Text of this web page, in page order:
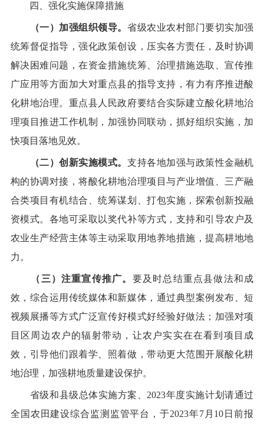
四、强化实施保障措施
（一）加强组织领导。 省级农业农村部门要切实加强
统筹督促指导，强化政策创设，压实各方责任，及时协调
解决困难问题，在资金措施统筹、治理措施选取、宣传推
广应用等方面加大对重点县的指导支持，有力有序推进酸
化耕地治理。重点县人民政府要结合实际建立酸化耕地治
理项目推进工作机制，加强协同联动，抓好组织实施，加
快项目落地见效。
（二）创新实施模式。 支持各地加强与政策性金融机
构的协调对接，将酸化耕地治理项目与产业增值、三产融
合类项目有机结合、统筹谋划、打包实施，探索创新投融
资模式。各地可采取以奖代补等方式，支持和引导农户及
农业生产经营主体等主动采取用地养地措施，提高耕地地
力。
（三）注重宣传推广。 要及时总结重点县做法和成
效，综合运用传统媒体和新媒体，通过典型案例发布、短
视频展播等方式广泛宣传好模式好经验好做法 ；加强对项
目 区周边农户的辐射带动，让农户实实在在看到项目成
效，引导他们跟着学、照着做 ，带动更大范围开展酸化耕
地治理， 加强耕地质量建设保护。
省级和县级总体实施方案、 2023年度实施计划请通过
全国农田建设综合监测监管平台，于2023年7月 10 日前报